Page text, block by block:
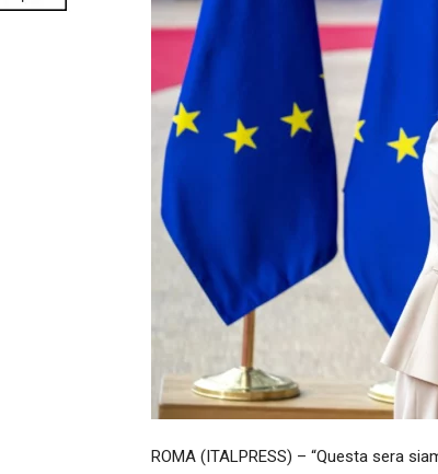
ROMA (ITALPRESS) – “Questa sera